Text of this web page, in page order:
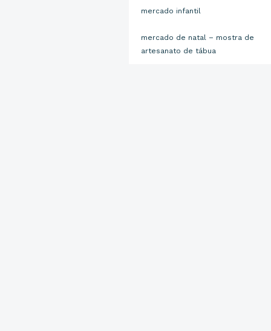
mercado infantil
mercado de natal – mostra de
artesanato de tábua